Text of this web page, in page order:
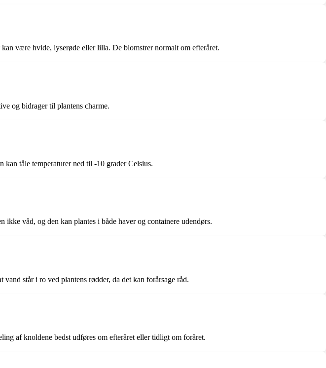
være hvide, lyserøde eller lilla. De blomstrer normalt om efteråret.
og bidrager til plantens charme.
tåle temperaturer ned til -10 grader Celsius.
våd, og den kan plantes i både haver og containere udendørs.
står i ro ved plantens rødder, da det kan forårsage råd.
af knoldene bedst udføres om efteråret eller tidligt om foråret.